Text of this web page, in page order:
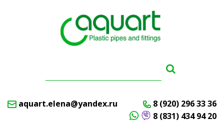
aquart.elena@yandex.ru
8 (920) 296 33 36
8 (831) 434 94 20